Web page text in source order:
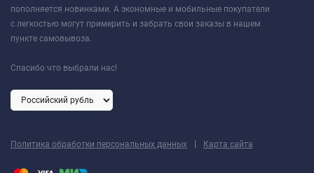
пополняется новинками. А экономные и мобильные покупатели
с легкостью могут примерить и забрать свои заказы в нашем
пункте самовывоза.
Спасибо что выбрали нас!
Политика обработки персональных данных | Карта сайта